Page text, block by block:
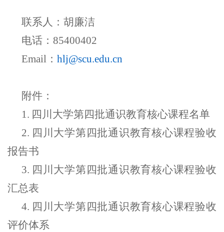
联系人：胡廉洁
电话：85400402
Email： hlj@scu.edu.cn
附件：
1. 四川大学第四批通识教育核心课程名单
2. 四川大学第四批通识教育核心课程验收
报告书
3. 四川大学第四批通识教育核心课程验收
汇总表
4. 四川大学第四批通识教育核心课程验收
评价体系